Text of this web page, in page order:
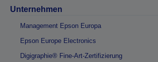
Unternehmen
Management Epson Europa
Epson Europe Electronics
Digigraphie® Fine-Art-Zertifizierung